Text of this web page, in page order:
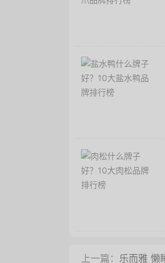
上一篇： 乐而雅 懒